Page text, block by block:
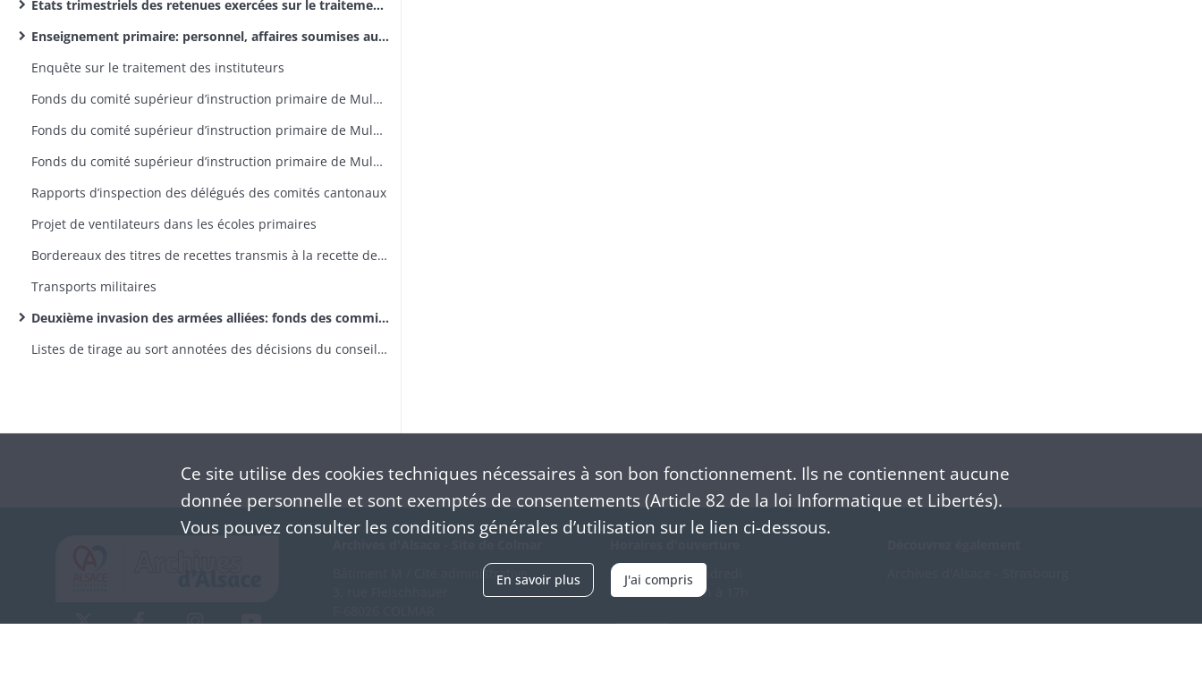
Etats trimestriels des retenues exercées sur le traitement des instituteurs pour le service des pensions civiles
Enseignement primaire: personnel, affaires soumises aux comités supérieurs de l’arrondissement d’Altkirch (dossiers par canton)
Enquête sur le traitement des instituteurs
Fonds du comité supérieur d’instruction primaire de Mulhouse: rapports d’inspection des délégués, lettres de provenance diverse
Fonds du comité supérieur d’instruction primaire de Mulhouse: correspondance émanant du recteur
Fonds du comité supérieur d’instruction primaire de Mulhouse: lettres émanant des préfets et sous-préfets
Rapports d’inspection des délégués des comités cantonaux
Projet de ventilateurs dans les écoles primaires
Bordereaux des titres de recettes transmis à la recette des finances d’Altkirch par la sous-préfecture
Transports militaires
Deuxième invasion des armées alliées: fonds des commissions cantonales
Listes de tirage au sort annotées des décisions du conseil de révision (classe 1870)
Bâtiment M / Cité administrative
(+33) 3 89 21 97 00
Du mardi au vendredi
en continu de 9h à 17h
Ce site utilise des cookiestechniques nécessaires à son bon fonctionnement. Ils ne contiennent aucune
donnée personnelle et sont exemptés de consentements (Article 82 de la loi Informatique et Libertés).
Vous pouvez consulter les conditions générales d’utilisation sur le lien ci-dessous.
En savoir plus J'ai compris